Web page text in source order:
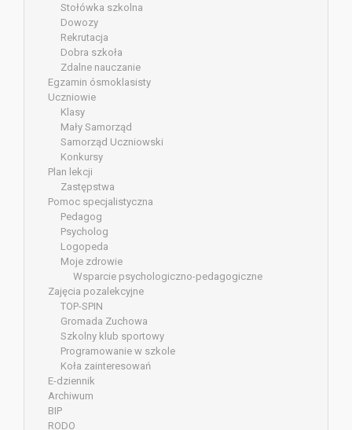
Stołówka szkolna
Dowozy
Rekrutacja
Dobra szkoła
Zdalne nauczanie
Egzamin ósmoklasisty
Uczniowie
Klasy
Mały Samorząd
Samorząd Uczniowski
Konkursy
Plan lekcji
Zastępstwa
Pomoc specjalistyczna
Pedagog
Psycholog
Logopeda
Moje zdrowie
Wsparcie psychologiczno-pedagogiczne
Zajęcia pozalekcyjne
TOP-SPIN
Gromada Zuchowa
Szkolny klub sportowy
Programowanie w szkole
Koła zainteresowań
E-dziennik
Archiwum
BIP
RODO